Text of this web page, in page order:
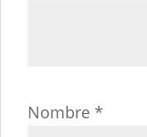
Nombre *